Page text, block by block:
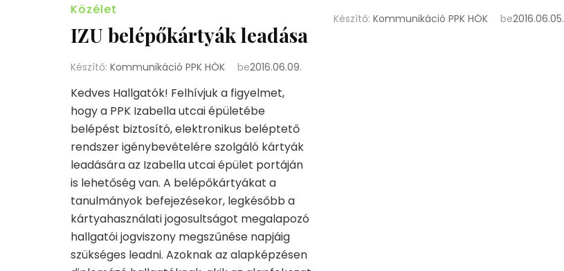
Közélet
IZU belépőkártyák leadása
Készítő: Kommunikáció PPK HÖK be2016.06.09.
Kedves Hallgatók! Felhívjuk a figyelmet,
hogy a PPK Izabella utcai épületébe
belépést biztosító, elektronikus beléptető
rendszer igénybevételére szolgáló kártyák
leadására az Izabella utcai épület portáján
is lehetőség van. A belépőkártyákat a
tanulmányok befejezésekor, legkésőbb a
kártyahasználati jogosultságot megalapozó
hallgatói jogviszony megszűnése napjáig
szükséges leadni. Azoknak az alapképzésen
Készítő: Kommunikáció PPK HÖK be2016.06.05.